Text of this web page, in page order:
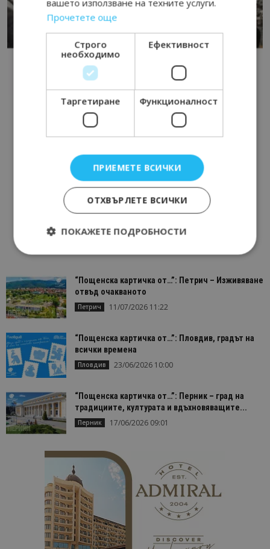
“Пощенска картичка от…”: Петрич – Изживяване
отвъд очакваното
Петрич 11/07/2026 11:22
“Пощенска картичка от…”: Пловдив, градът на
всички времена
Пловдив 23/06/2026 10:00
“Пощенска картичка от…”: Перник – град на
традициите, културата и вдъхновяващите...
Перник 17/06/2026 09:01
вашето използване на техните услуги.
Прочетете още
Строго
необходимо
Ефективност
Таргетиране Функционалност
ПРИЕМЕТЕ ВСИЧКИ
ОТХВЪРЛЕТЕ ВСИЧКИ
ПОКАЖЕТЕ ПОДРОБНОСТИ
Строго необходимо
Ефективност
Таргетиране
Функционалност
Строго необходимите бисквитки позволяват
потребителско влизане и управление на
акаунта. Уебсайтът не може да се използва
правилно без строго необходими бисквитки.
Име
cookie_notice_accepted
lisandraramos.com
bgtourism.bg
7 дни